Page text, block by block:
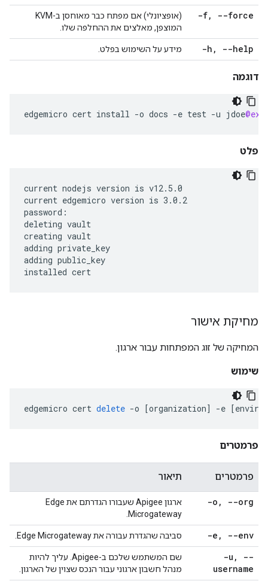
-f, --force
(אופציונלי) אם מפתח כבר מאוחסן ב-KVM
המוצפן, מאלצים את ההחלפה שלו.
-h , --help מידע על השימוש בפלט.
דוגמה
edgemicro cert install -o docs -e test -u jdoe
פלט
current nodejs version is v12.5.0
current edgemicro version is 3.0.2
password:
deleting vault
creating vault
adding private_key
adding public_key
installed cert
מחיקת אישור
המחיקה של זוג המפתחות עבור ארגון.
שימוש
edgemicro cert delete -o [organization] -e [
פרמטרים
פרמטרים תיאור
-o , --org
ארגון Apigee שעבורו הגדרתם את Edge
Microgateway.
-e , --env סביבה שהגדרת עבורה את Edge Microgateway.
-u ,
--
username
שם המשתמש שלכם ב-Apigee. עליך להיות
מנהל חשבון ארגוני עבור הנכס שצוין של הארגון.